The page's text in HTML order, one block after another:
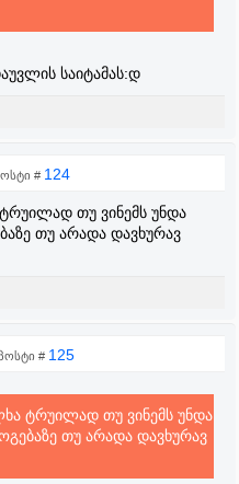
საიტამას:დ
# 124
თუ ვინემს უნდა
თუ არადა დავხურავ
# 125
ტრუილად თუ ვინემს უნდა
თუ არადა დავხურავ